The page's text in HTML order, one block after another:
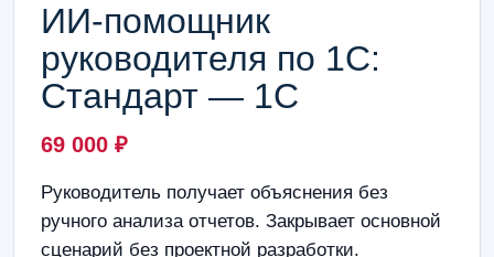
ИИ-помощник
руководителя по 1С:
Стандарт — 1С
69 000 ₽
Руководитель получает объяснения без
ручного анализа отчетов. Закрывает основной
сценарий без проектной разработки.